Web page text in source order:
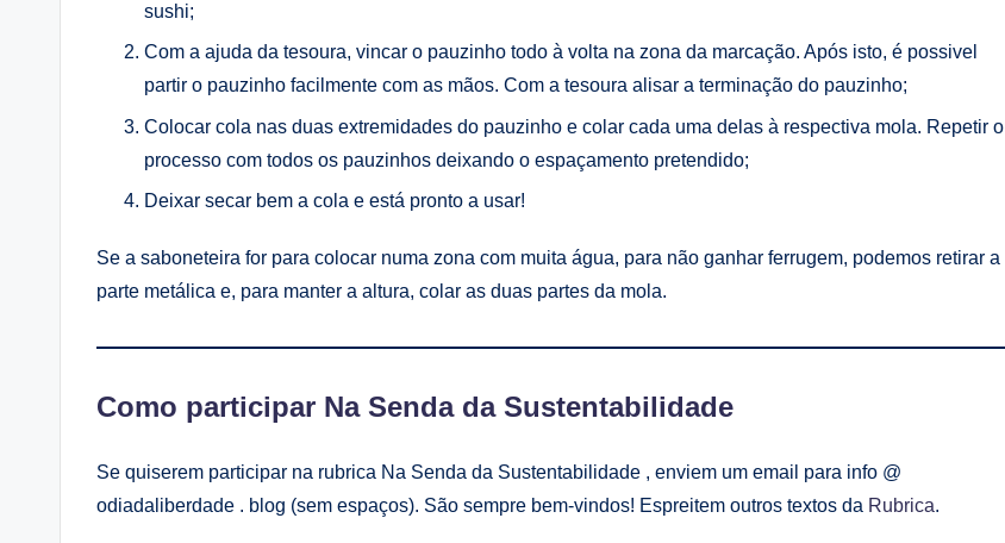
sushi;
Com a ajuda da tesoura, vincar o pauzinho todo à volta na zona da marcação. Após isto, é possivel
partir o pauzinho facilmente com as mãos. Com a tesoura alisar a terminação do pauzinho;
Colocar cola nas duas extremidades do pauzinho e colar cada uma delas à respectiva mola. Repetir o
processo com todos os pauzinhos deixando o espaçamento pretendido;
Deixar secar bem a cola e está pronto a usar!
Se a saboneteira for para colocar numa zona com muita água, para não ganhar ferrugem, podemos retirar a
parte metálica e, para manter a altura, colar as duas partes da mola.
Como participar Na Senda da Sustentabilidade
Se quiserem participar na rubrica Na Senda da Sustentabilidade , enviem um email para info @
odiadaliberdade . blog (sem espaços). São sempre bem-vindos! Espreitem outros textos da Rubrica.